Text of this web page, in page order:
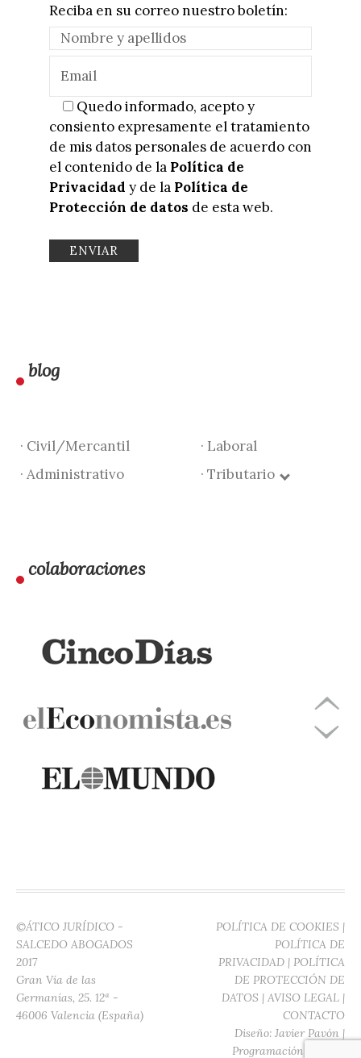
Reciba en su correo nuestro boletín:
Quedo informado, acepto y
consiento expresamente el tratamiento
de mis datos personales de acuerdo con
el contenido de la Política de
Privacidad y de la Política de
Protección de datos de esta web.
blog
· Civil/Mercantil
· Laboral
· Administrativo
· Tributario
colaboraciones
©ÁTICO JURÍDICO -
SALCEDO ABOGADOS
2017
Gran Vía de las
Germanías, 25. 12ª -
46006 Valencia (España)
POLÍTICA DE COOKIES |
POLÍTICA DE
PRIVACIDAD | POLÍTICA
DE PROTECCIÓN DE
DATOS | AVISO LEGAL |
CONTACTO
Diseño: Javier Pavón |
Programación: